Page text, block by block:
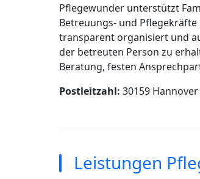
Pflegewunder unterstützt
Betreuungs- und
transparent organisiert und
der betreuten Person zu
Beratung, festen
Postleitzahl: 30159 Hannover
Leistungen